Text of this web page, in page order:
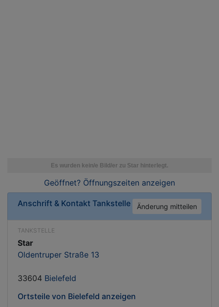
Geöffnet? Öffnungszeiten anzeigen
Anschrift & Kontakt Tankstelle Änderung mitteilen
TANKSTELLE
Star
Oldentruper Straße 13
33604 Bielefeld
Ortsteile von Bielefeld anzeigen